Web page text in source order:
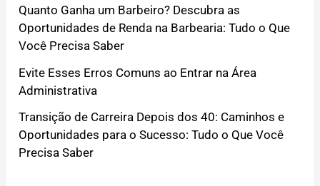
Quanto Ganha um Barbeiro? Descubra as
Oportunidades de Renda na Barbearia: Tudo o Que
Você Precisa Saber
Evite Esses Erros Comuns ao Entrar na Área
Administrativa
Transição de Carreira Depois dos 40: Caminhos e
Oportunidades para o Sucesso: Tudo o Que Você
Precisa Saber